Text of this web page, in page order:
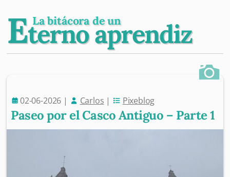
Eterno aprendiz
La bitácora de un
02-06-2026 | Carlos | Pixeblog
Paseo por el Casco Antiguo – Parte 1